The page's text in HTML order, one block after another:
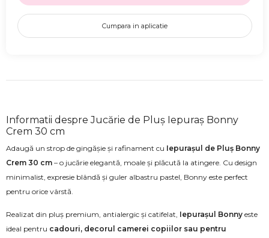
Cumpara in aplicatie
Informatii despre Jucărie de Pluș Iepuraș Bonny
Crem 30 cm
Adaugă un strop de gingășie și rafinament cu Iepurașul de Pluș Bonny
Crem 30 cm – o jucărie elegantă, moale și plăcută la atingere. Cu design
minimalist, expresie blândă și guler albastru pastel, Bonny este perfect
pentru orice vârstă.
Realizat din pluș premium, antialergic și catifelat, Iepurașul Bonny este
ideal pentru cadouri, decorul camerei copiilor sau pentru